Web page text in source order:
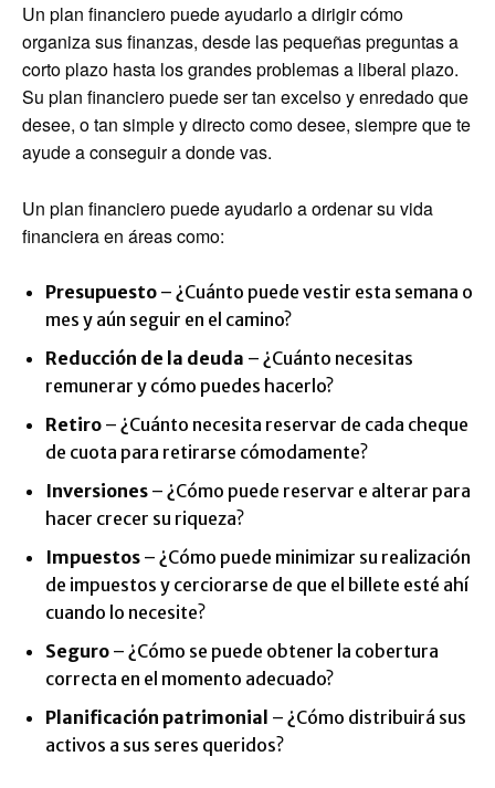
Un plan financiero puede ayudarlo a dirigir cómo
organiza sus finanzas, desde las pequeñas preguntas a
corto plazo hasta los grandes problemas a liberal plazo.
Su plan financiero puede ser tan excelso y enredado que
desee, o tan simple y directo como desee, siempre que te
ayude a conseguir a donde vas.
Un plan financiero puede ayudarlo a ordenar su vida
financiera en áreas como:
Presupuesto – ¿Cuánto puede vestir esta semana o
mes y aún seguir en el camino?
Reducción de la deuda – ¿Cuánto necesitas
remunerar y cómo puedes hacerlo?
Retiro – ¿Cuánto necesita reservar de cada cheque
de cuota para retirarse cómodamente?
Inversiones – ¿Cómo puede reservar e alterar para
hacer crecer su riqueza?
Impuestos – ¿Cómo puede minimizar su realización
de impuestos y cerciorarse de que el billete esté ahí
cuando lo necesite?
Seguro – ¿Cómo se puede obtener la cobertura
correcta en el momento adecuado?
Planificación patrimonial – ¿Cómo distribuirá sus
activos a sus seres queridos?